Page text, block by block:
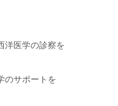
洋医学の診察を
のサポートを